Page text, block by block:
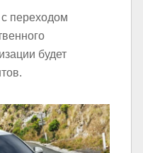
с переходом
будет